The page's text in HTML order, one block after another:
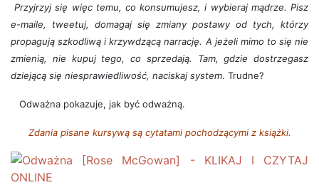
Przyjrzyj się więc temu, co konsumujesz, i wybieraj mądrze. Pisz
e-maile, tweetuj, domagaj się zmiany postawy od tych, którzy
propagują szkodliwą i krzywdzącą narrację. A jeżeli mimo to się nie
zmienią, nie kupuj tego, co sprzedają. Tam, gdzie dostrzegasz
dziejącą się niesprawiedliwość, naciskaj system. Trudne?
Odważna pokazuje, jak być odważną.
Zdania pisane kursywą są cytatami pochodzącymi z książki.